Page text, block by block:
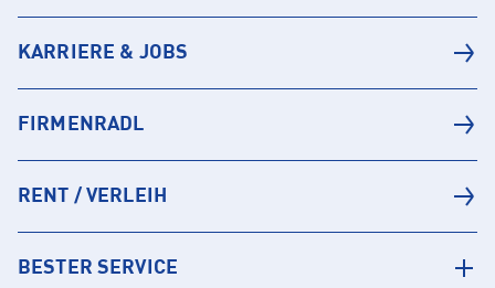
KARRIERE & JOBS
FIRMENRADL
RENT / VERLEIH
BESTER SERVICE